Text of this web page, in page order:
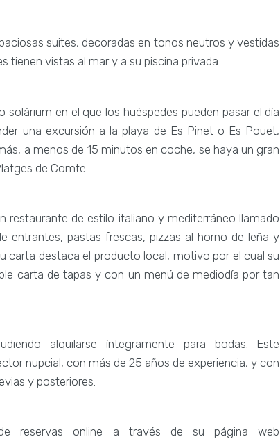
suites, decoradas en tonos neutros y vestidas
tienen vistas al mar y a su piscina privada.
en el que los huéspedes pueden pasar el día
una excursión a la playa de Es Pinet o Es Pouet,
a menos de 15 minutos en coche, se haya un gran
de Comte.
de estilo italiano y mediterráneo llamado
entrantes, pastas frescas, pizzas al horno de leña y
carta destaca el producto local, motivo por el cual su
carta de tapas y con un menú de mediodía por tan
alquilarse íntegramente para bodas. Este
nupcial, con más de 25 años de experiencia, y con
y posteriores.
reservas online a través de su página web